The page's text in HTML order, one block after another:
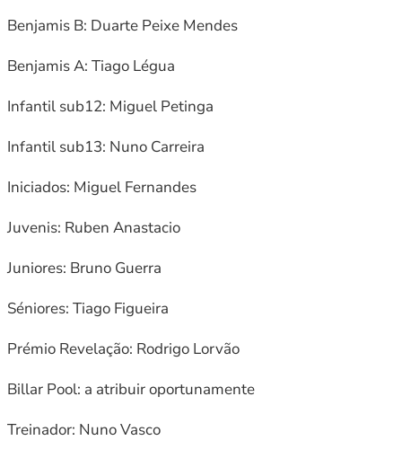
Benjamis B: Duarte Peixe Mendes
Benjamis A: Tiago Légua
Infantil sub12: Miguel Petinga
Infantil sub13: Nuno Carreira
Iniciados: Miguel Fernandes
Juvenis: Ruben Anastacio
Juniores: Bruno Guerra
Séniores: Tiago Figueira
Prémio Revelação: Rodrigo Lorvão
Billar Pool: a atribuir oportunamente
Treinador: Nuno Vasco